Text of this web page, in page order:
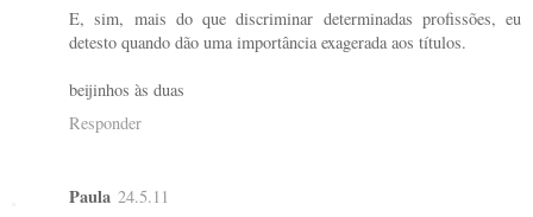
E, sim, mais do que discriminar determinadas profissões, eu
detesto quando dão uma importância exagerada aos títulos.
beijinhos às duas
Responder
Paula 24.5.11